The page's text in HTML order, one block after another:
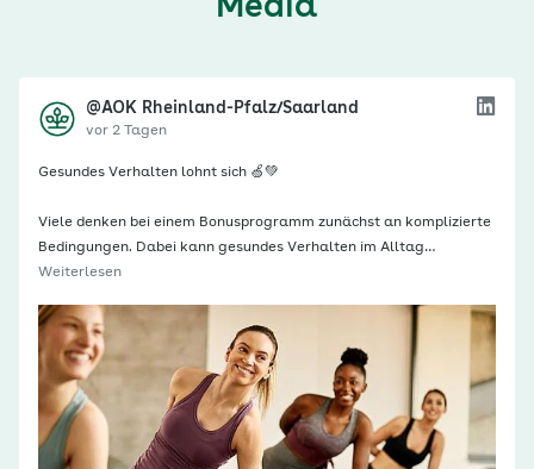
Media
@AOK Rheinland-Pfalz/Saarland
vor 2 Tagen
Gesundes Verhalten lohnt sich 🍏💚
Viele denken bei einem Bonusprogramm zunächst an komplizierte
Bedingungen. Dabei kann gesundes Verhalten im Alltag…
Weiterlesen